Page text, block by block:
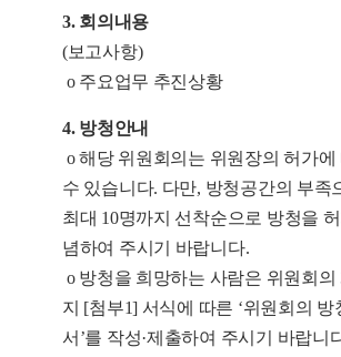
3. 회의내용
(보고사항)
o 주요업무 추진상황
4. 방청안내
o해당 위원회의는 위원장의 허가에
수 있습니다. 다만, 방청공간의 부족
최대 10명까지 선착순으로 방청을
념하여 주시기
바랍니다.
o 방청을 희망하는 사람은 위원회
지 [첨부1] 서식에 따른 ‘위원회의 방
서’를 작성·제출하여 주시기 바랍니